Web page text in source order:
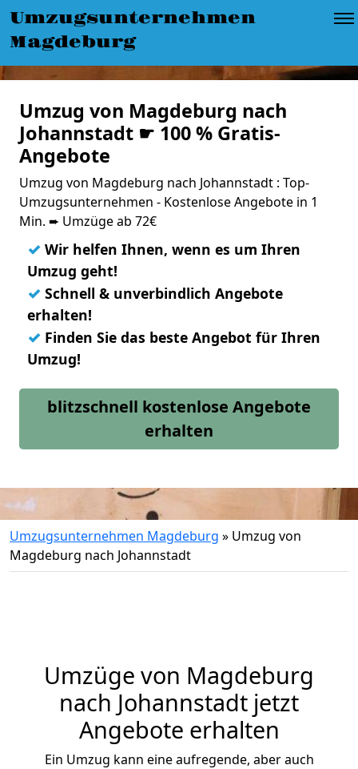
Umzugsunternehmen
Magdeburg
Umzug von Magdeburg nach
Johannstadt ☛ 100 % Gratis-
Angebote
Umzug von Magdeburg nach Johannstadt : Top-
Umzugsunternehmen - Kostenlose Angebote in 1
Min. ➨ Umzüge ab 72€
✓ Wir helfen Ihnen, wenn es um Ihren
Umzug geht!
✓ Schnell & unverbindlich Angebote
erhalten!
✓ Finden Sie das beste Angebot für Ihren
Umzug!
blitzschnell kostenlose Angebote
erhalten
Umzugsunternehmen Magdeburg » Umzug von
Magdeburg nach Johannstadt
Umzüge von Magdeburg
nach Johannstadt jetzt
Angebote erhalten
Ein Umzug kann eine aufregende, aber auch